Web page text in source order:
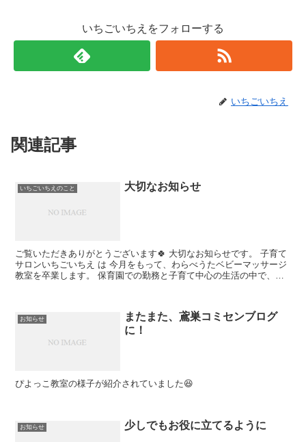
いちごいちえをフォローする
いちごいちえ
関連記事
いちごいちえのこと 大切なお知らせ
ご覧いただきありがとうございます🍀 大切なお知らせです。 子育て
サロンいちごいちえ は 今月をもって、わらべうたベビーマッサージ
教室を卒業します。 保育園での勤務と子育て中心の生活の中で、自
お知らせ
またまた、鳶巣コミセンブログ
に！
ぴよっこ教室の様子が紹介されていました😆
お知らせ 少しでもお役に立てるように